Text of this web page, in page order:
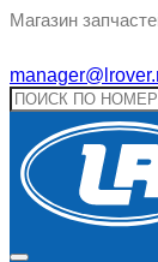
Магазин